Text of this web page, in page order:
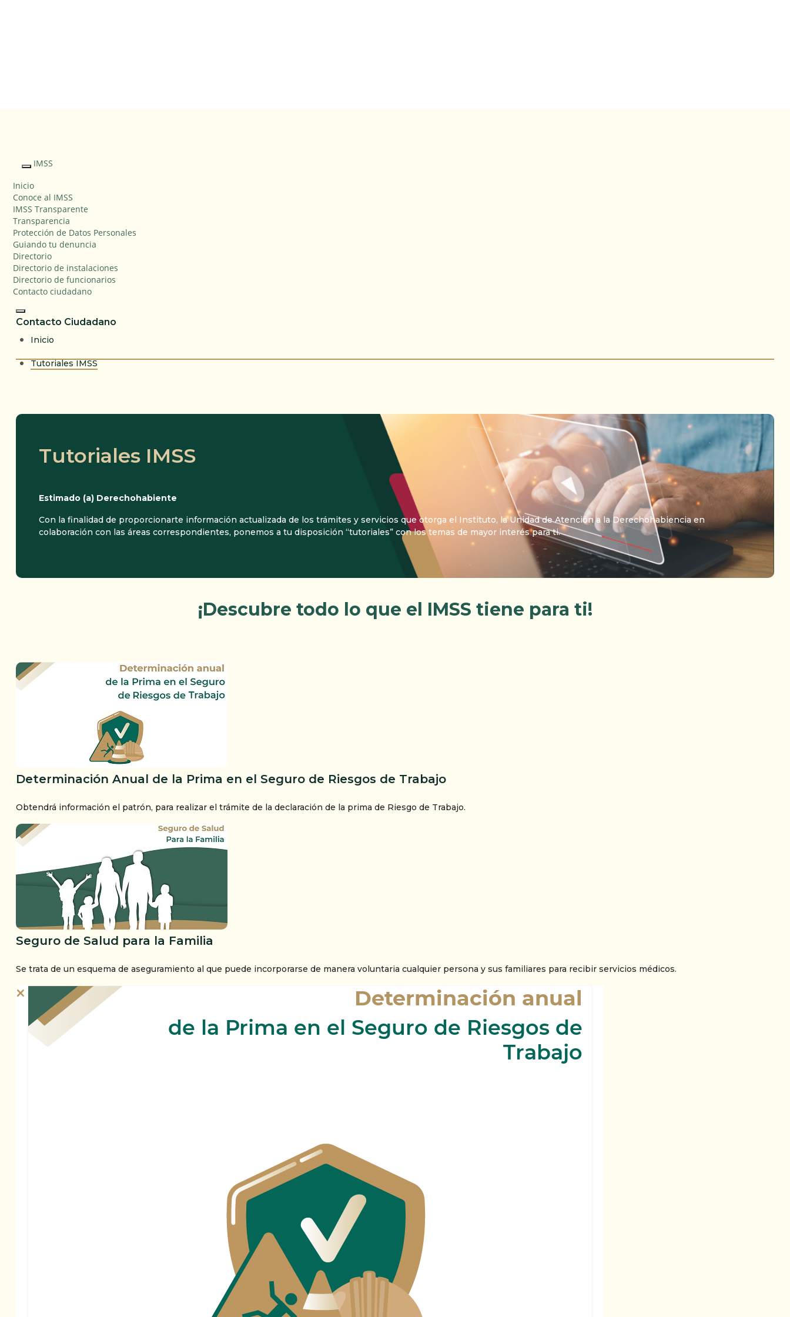
el IMSS al
Ciudadano"
Interruptor
Navegación
IMSS
Inicio
Conoce al IMSS
IMSS Transparente
Transparencia
Protección de Datos Personales
Guiando tu denuncia
Directorio
Directorio de instalaciones
Directorio de funcionarios
Contacto ciudadano
Contacto Ciudadano
Inicio
Tutoriales IMSS
Tutoriales IMSS
Estimado (a) Derechohabiente
Con la finalidad de proporcionarte información actualizada de los trámites y servicios que otorga el Instituto, la Unidad de Atención a la Derechohabiencia en
colaboración con las áreas correspondientes, ponemos a tu disposición “tutoriales” con los temas de mayor interés para ti.
¡Descubre todo lo que el IMSS tiene para ti!
Determinación Anual de la Prima en el Seguro de Riesgos de Trabajo
Obtendrá información el patrón, para realizar el trámite de la declaración de la prima de Riesgo de Trabajo.
Seguro de Salud para la Familia
Se trata de un esquema de aseguramiento al que puede incorporarse de manera voluntaria cualquier persona y sus familiares para recibir servicios médicos.
×